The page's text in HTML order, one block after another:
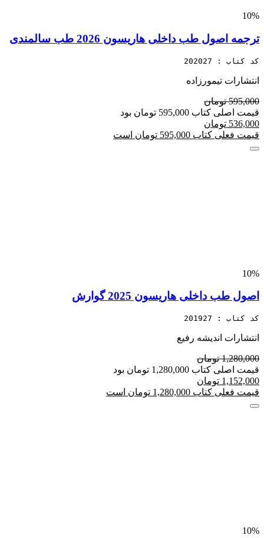
10%
ترجمه اصول طب داخلی هاریسون 2026 طب سالمندی
کد کتاب : 202027
انتشارات تیمورزاده
595,000 تومان
قیمت اصلی کتاب 595,000 تومان بود
536,000 تومان
قیمت فعلی کتاب 595,000 تومان است
10%
اصول طب داخلی هاریسون 2025 گوارش
کد کتاب : 201927
انتشارات اندیشه رفیع
1,280,000 تومان
قیمت اصلی کتاب 1,280,000 تومان بود
1,152,000 تومان
قیمت فعلی کتاب 1,280,000 تومان است
10%